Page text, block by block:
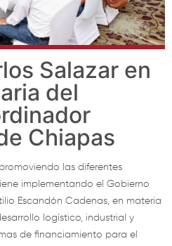
Salazar en
del
Chiapas
las diferentes
implementando el Gobierno
Escandón Cadenas, en materia
logístico, industrial y
de financiamiento para el